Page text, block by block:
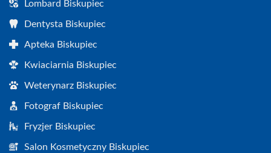
Lombard Biskupiec
Dentysta Biskupiec
Apteka Biskupiec
Kwiaciarnia Biskupiec
Weterynarz Biskupiec
Fotograf Biskupiec
Fryzjer Biskupiec
Salon Kosmetyczny Biskupiec